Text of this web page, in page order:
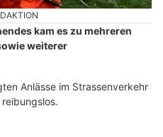
kam es zu mehreren
weiterer
Anlässe im Strassenverkehr